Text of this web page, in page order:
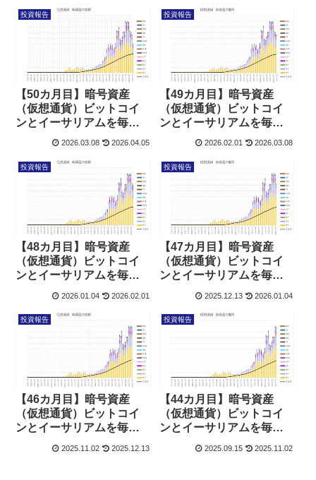
投資報告
【50カ月目】暗号資産
（仮想通貨）ビットコイ
ンとイーサリアムを毎日
積立した結果
2026.03.08 2026.04.05
投資報告
【49カ月目】暗号資産
（仮想通貨）ビットコイ
ンとイーサリアムを毎日
積立した結果
2026.02.01 2026.03.08
投資報告
【48カ月目】暗号資産
（仮想通貨）ビットコイ
ンとイーサリアムを毎日
2026.01.04 2026.02.01
投資報告
【47カ月目】暗号資産
（仮想通貨）ビットコイ
ンとイーサリアムを毎日
2025.12.13 2026.01.04
投資報告
【46カ月目】暗号資産
（仮想通貨）ビットコイ
ンとイーサリアムを毎日
2025.11.02 2025.12.13
投資報告
【44カ月目】暗号資産
（仮想通貨）ビットコイ
ンとイーサリアムを毎日
2025.09.15 2025.11.02